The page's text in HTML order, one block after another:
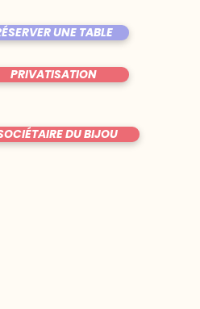
UNE TABLE
PRIVATISATION
DU BIJOU